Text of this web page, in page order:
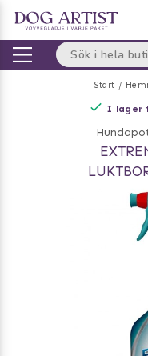
Start
I lager